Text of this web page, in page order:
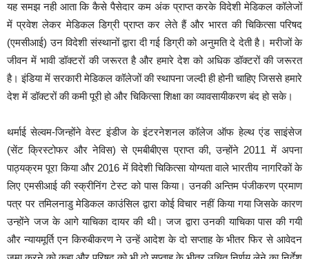
यह समझ नही आता कि कैसे पैसेदार कम अंक प्राप्त करके विदेशी मेडिकल कॉलेजों
में प्रवेश लेकर मेडिकल डिग्री प्राप्त कर लेते हैं और भारत की चिकित्सा परिषद
(एमसीआई) उन विदेशी संस्थानों द्वारा दी गई डिग्री को अनुमति दे देती है। मरीजों के
जीवन में भावी डॉक्टरों की जरूरत है और हमारे देश को अधिक डॉक्टरों की जरूरत
है। इंडिया में सरकारी मेडिकल कॉलेजों की स्थापना जल्दी ही होनी चाहिए जिससे हमारे
देश में डॉक्टरों की कमी पूरी हो और चिकित्सा शिक्षा का व्यावसायीकरण बंद हो सके।
थर्माई सेल्वम-जिन्होंने वेस्ट इंडीज के इंटरनेशनल कॉलेज ऑफ हेल्थ एंड साइंसेज
(सेंट क्रिस्टोफर और नेविस) से एमबीबीएस प्राप्त की, उन्होंने 2011 में अपना
पाठ्यक्रम पूरा किया और 2016 में विदेशी चिकित्सा योग्यता वाले भारतीय नागरिकों के
लिए एमसीआई की स्क्रीनिंग टेस्ट को पास किया। उनकी अन्तिम पंजीकरण प्रमाण
पत्र पर तमिलनाडु मेडिकल काउंसिल द्वारा कोई विचार नहीं किया गया जिसके कारण
उन्होंने जज के आगे याचिका दायर की थी। जज द्वारा उनकी याचिका पास की गयी
और न्यायमूर्ति एन किरुबीकरण ने उन्हें आदेश के दो सप्ताह के भीतर फिर से आवेदन